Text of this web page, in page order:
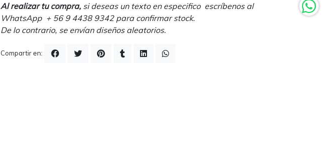
Al realizar tu compra, si deseas un texto en especifico escríbenos al
WhatsApp + 56 9 4438 9342 para confirmar stock.
De lo contrario, se envían diseños aleatorios.
Compartir en: